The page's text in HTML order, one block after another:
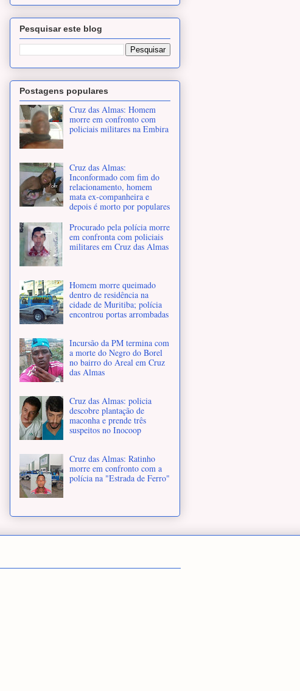
Pesquisar este blog
Postagens populares
Cruz das Almas: Homem
morre em confronto com
policiais militares na Embira
Cruz das Almas:
Inconformado com fim do
relacionamento, homem
mata ex-companheira e
depois é morto por populares
Procurado pela polícia morre
em confronta com policiais
militares em Cruz das Almas
Homem morre queimado
dentro de residência na
cidade de Muritiba; polícia
encontrou portas arrombadas
Incursão da PM termina com
a morte do Negro do Borel
no bairro do Areal em Cruz
das Almas
Cruz das Almas: policia
descobre plantação de
maconha e prende três
suspeitos no Inocoop
Cruz das Almas: Ratinho
morre em confronto com a
polícia na "Estrada de Ferro"